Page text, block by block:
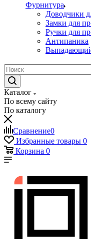
Фурнитура
Доводчики
Замки для
Ручки для
Антипаника
Каталог
По всему сайту
По каталогу
Сравнение0
Избранные товары 0
Корзина 0